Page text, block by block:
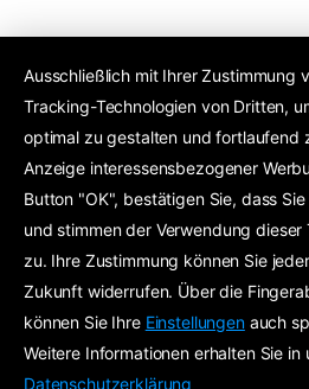
Ausschließlich mit Ihrer Zustimmung
Tracking-Technologien von Dritten,
optimal zu gestalten und fortlaufend
Anzeige interessensbezogener
Button "OK", bestätigen Sie, dass
und stimmen der Verwendung
zu. Ihre Zustimmung können Sie
Zukunft widerrufen. Über die
können Sie Ihre Einstellungenauch
Weitere Informationen erhalten Sie in
Datenschutzerklärung